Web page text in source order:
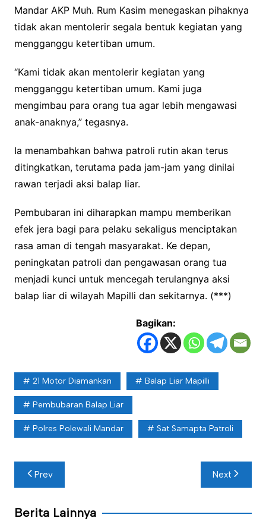
Mandar AKP Muh. Rum Kasim menegaskan pihaknya
tidak akan mentolerir segala bentuk kegiatan yang
mengganggu ketertiban umum.
“Kami tidak akan mentolerir kegiatan yang
mengganggu ketertiban umum. Kami juga
mengimbau para orang tua agar lebih mengawasi
anak-anaknya,” tegasnya.
Ia menambahkan bahwa patroli rutin akan terus
ditingkatkan, terutama pada jam-jam yang dinilai
rawan terjadi aksi balap liar.
Pembubaran ini diharapkan mampu memberikan
efek jera bagi para pelaku sekaligus menciptakan
rasa aman di tengah masyarakat. Ke depan,
peningkatan patroli dan pengawasan orang tua
menjadi kunci untuk mencegah terulangnya aksi
balap liar di wilayah Mapilli dan sekitarnya. (***)
Bagikan:
21 Motor Diamankan Balap Liar Mapilli
Pembubaran Balap Liar
Polres Polewali Mandar Sat Samapta Patroli
Navigasi
pos
Prev Next
Berita Lainnya